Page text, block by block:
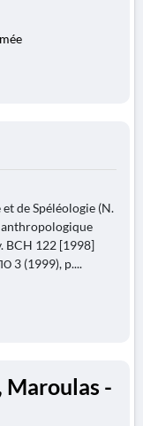
de Spéléologie (N.
BCH 122 [1998]
3 (1999), p....
Maroulas -